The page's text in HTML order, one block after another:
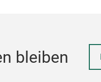
bleiben